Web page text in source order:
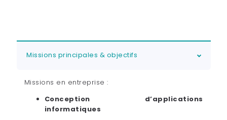
Missions principales & objectifs
Missions en entreprise :
Conception d’applications
informatiques